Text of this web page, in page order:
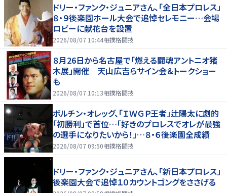
ドリー・ファンク・ジュニアさん、「全日本プロレス」
８・９後楽園ホール大会で追悼セレモニー…会場
ロビーに献花台を設置
2026/08/07 10:44相撲格闘技
８月26日から名古屋で「燃える闘魂アントニオ猪
木展」開催 天山広吉らサイン会＆トークショー
も
2026/08/07 10:13相撲格闘技
ボルチン・オレッグ、「ＩＷＧＰ王者」辻陽太に劇的
「初勝利」で首位…「好きのプロレスでオレが最強
の選手になりたいから！」…８・６後楽園全成績
2026/08/07 09:50相撲格闘技
ドリー・ファンク・ジュニアさん、「新日本プロレス」
後楽園大会で追悼１０カウントゴングをささげる